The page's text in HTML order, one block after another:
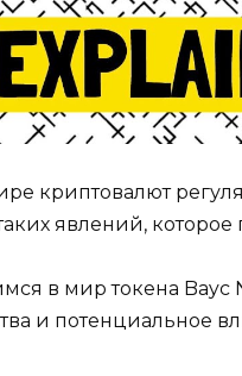
криптовалют
явлений,
в мир токена Bayc
и потенциальное